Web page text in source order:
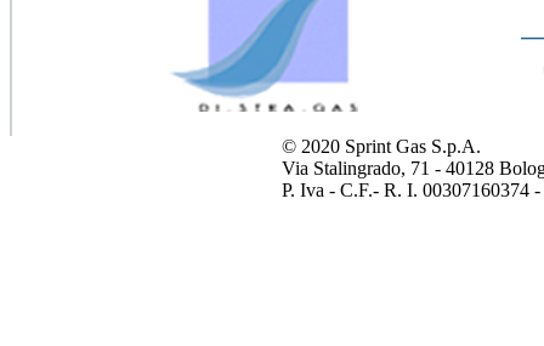
© 2020 Sprint Gas S.p.A.
Via Stalingrado, 71 - 40128
P. Iva - C.F.- R. I. 00307160374